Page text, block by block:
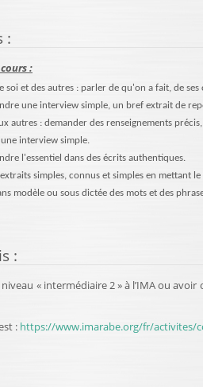
:
:
soi et des autres : parler de qu'on a fait, de
une interview simple, un bref extrait de
autres : demander des renseignements
une interview simple.
l'essentiel dans des écrits authentiques.
extraits simples, connus et simples en mettant
modèle ou sous dictée des mots et des
:
« intermédiaire 2 » à l’IMA ou
: https://www.imarabe.org/fr/activites/